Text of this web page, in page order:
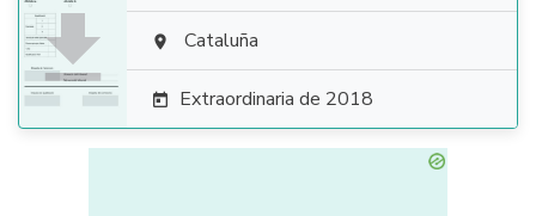
  Cataluña
 Extraordinaria de 2018